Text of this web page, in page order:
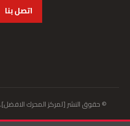
اتصل بنا
© حقوق النشر [لمركز المحرك